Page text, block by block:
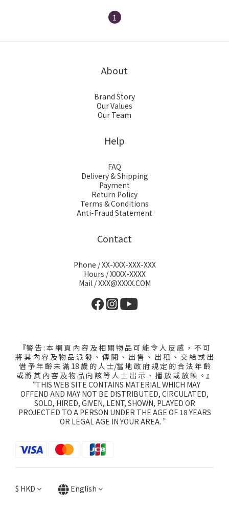
1
About
Brand Story
Our Values
Our Team
Help
FAQ
Delivery & Shipping
Payment
Return Policy
Terms & Conditions
Anti-Fraud Statement
Contact
Phone / XX-XXX-XXX-XXX
Hours / XXXX-XXXX
Mail / XXX@XXXX.COM
『警 告 : 本 網 頁 內 容 及 相 關 物 品 可 能 令 人 反 感 ， 不 可
將 其 內 容 及 物 品 派 發 、 傳 閱 、 出 售 、 出 租 、 交 給 或 出
借 予 年 齡 未 滿 18 歲 的 人 士/當 地 政 府 規 定 的 合 法 年 齡
或 將 其 內 容 及 物 品 向 該 等 人 士 出 示 、 播 放 或 放 映 。』
“THIS WEB SITE CONTAINS MATERIAL WHICH MAY
OFFEND AND MAY NOT BE DISTRIBUTED, CIRCULATED,
SOLD, HIRED, GIVEN, LENT, SHOWN, PLAYED OR
PROJECTED TO A PERSON UNDER THE AGE OF 18 YEARS
OR LEGAL AGE IN YOUR AREA. ”
$ HKD English